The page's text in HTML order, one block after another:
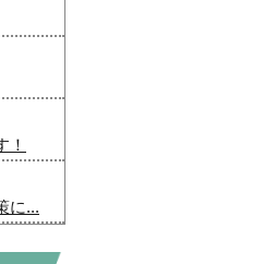
！
に...